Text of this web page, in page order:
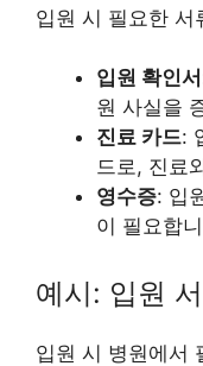
입원 시 필요한 서
입원 확인서
원 사실을
진료 카드:
드로, 진료
영수증: 입
이 필요합
예시: 입원
입원 시 병원에서